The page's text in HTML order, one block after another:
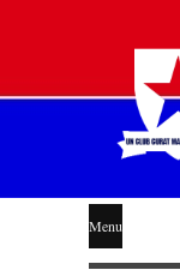
Menu